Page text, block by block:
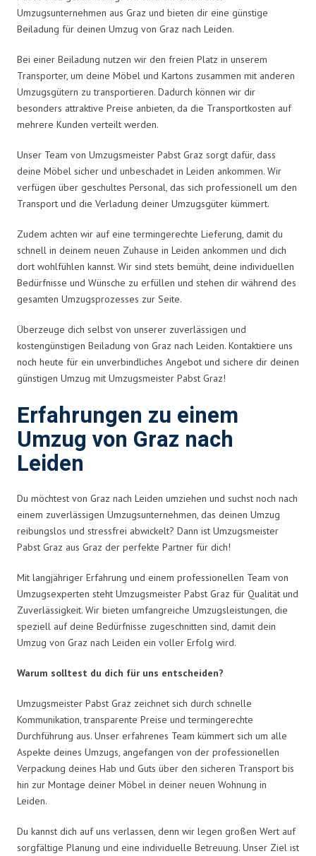
Umzugsunternehmen aus Graz und bieten dir eine günstige
Beiladung für deinen Umzug von Graz nach Leiden.
Bei einer Beiladung nutzen wir den freien Platz in unserem
Transporter, um deine Möbel und Kartons zusammen mit anderen
Umzugsgütern zu transportieren. Dadurch können wir dir
besonders attraktive Preise anbieten, da die Transportkosten auf
mehrere Kunden verteilt werden.
Unser Team von Umzugsmeister Pabst Graz sorgt dafür, dass
deine Möbel sicher und unbeschadet in Leiden ankommen. Wir
verfügen über geschultes Personal, das sich professionell um den
Transport und die Verladung deiner Umzugsgüter kümmert.
Zudem achten wir auf eine termingerechte Lieferung, damit du
schnell in deinem neuen Zuhause in Leiden ankommen und dich
dort wohlfühlen kannst. Wir sind stets bemüht, deine individuellen
Bedürfnisse und Wünsche zu erfüllen und stehen dir während des
gesamten Umzugsprozesses zur Seite.
Überzeuge dich selbst von unserer zuverlässigen und
kostengünstigen Beiladung von Graz nach Leiden. Kontaktiere uns
noch heute für ein unverbindliches Angebot und sichere dir deinen
günstigen Umzug mit Umzugsmeister Pabst Graz!
Erfahrungen zu einem
Umzug von Graz nach
Leiden
Du möchtest von Graz nach Leiden umziehen und suchst noch nach
einem zuverlässigen Umzugsunternehmen, das deinen Umzug
reibungslos und stressfrei abwickelt? Dann ist Umzugsmeister
Pabst Graz aus Graz der perfekte Partner für dich!
Mit langjähriger Erfahrung und einem professionellen Team von
Umzugsexperten steht Umzugsmeister Pabst Graz für Qualität und
Zuverlässigkeit. Wir bieten umfangreiche Umzugsleistungen, die
speziell auf deine Bedürfnisse zugeschnitten sind, damit dein
Umzug von Graz nach Leiden ein voller Erfolg wird.
Warum solltest du dich für uns entscheiden?
Umzugsmeister Pabst Graz zeichnet sich durch schnelle
Kommunikation, transparente Preise und termingerechte
Durchführung aus. Unser erfahrenes Team kümmert sich um alle
Aspekte deines Umzugs, angefangen von der professionellen
Verpackung deines Hab und Guts über den sicheren Transport bis
hin zur Montage deiner Möbel in deiner neuen Wohnung in
Leiden.
Du kannst dich auf uns verlassen, denn wir legen großen Wert auf
sorgfältige Planung und eine individuelle Betreuung. Unser Ziel ist